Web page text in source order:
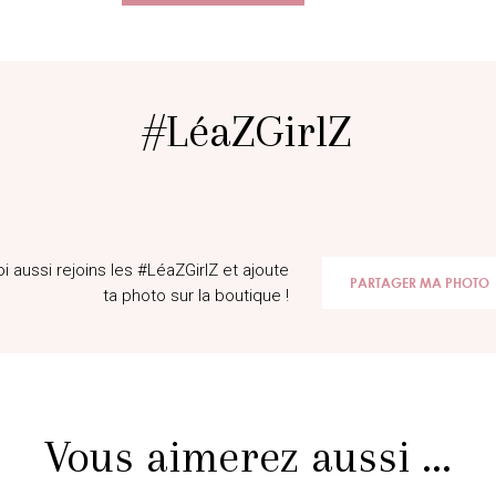
#LéaZGirlZ
aussi rejoins les #LéaZGirlZ et ajoute
ta photo sur la boutique !
PARTAGER MA PHOTO
Vous aimerez aussi ...